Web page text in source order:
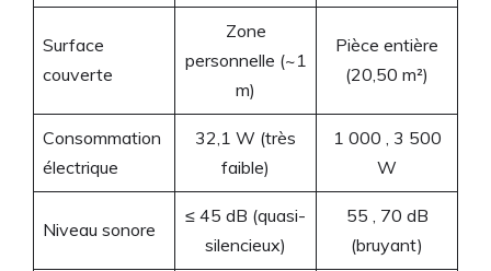
Surface
couverte
Zone
personnelle (~1
m)
Pièce entière
(20,50 m²)
Consommation
électrique
32,1 W (très
faible)
1 000 , 3 500
W
Niveau sonore
≤ 45 dB (quasi-
silencieux)
55 , 70 dB
(bruyant)